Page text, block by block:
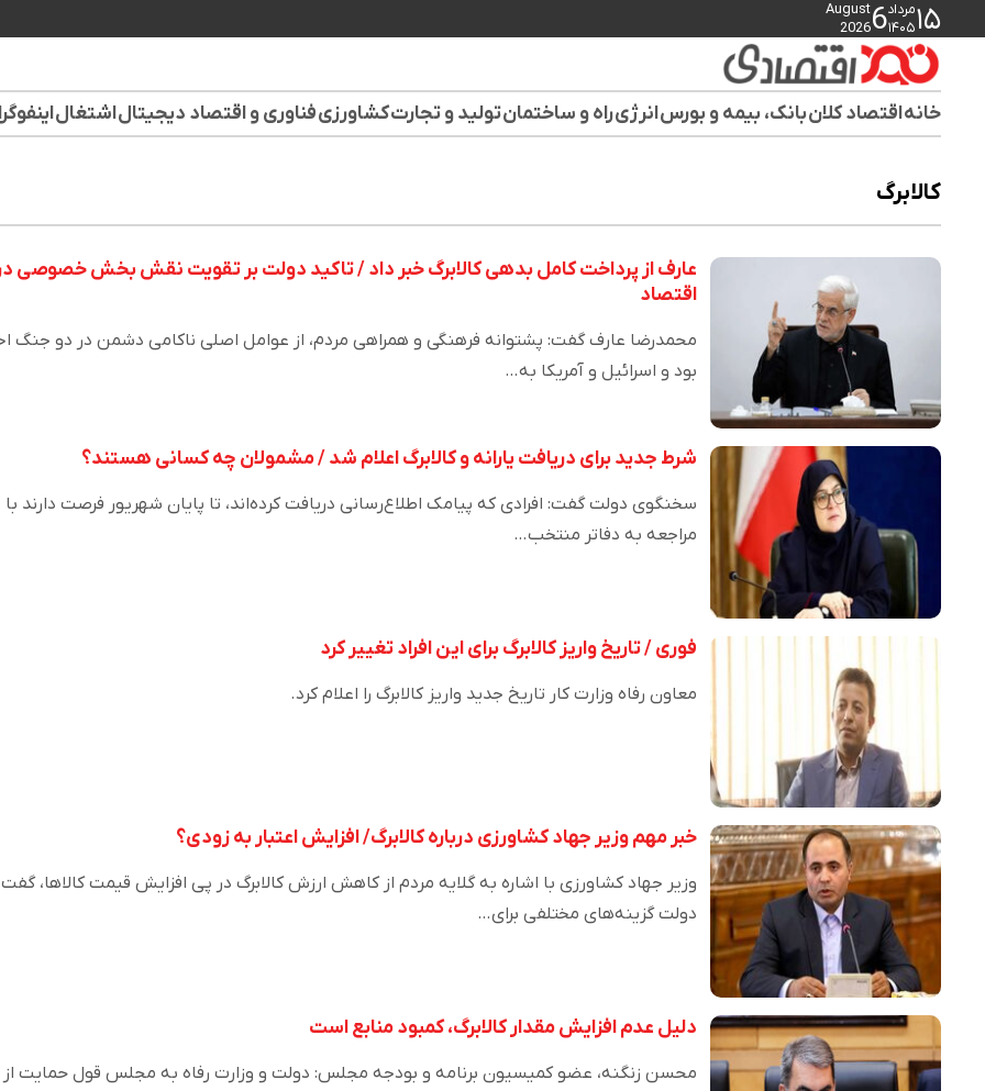
۱۵مرداد
۱۴۰۵6
August
2026
خانهاقتصاد کلانبانک، بیمه و بورسانرژیراه و ساختمانتولید و تجارتکشاورزیفناوری و اقتصاد دیجیتالاشتغال
کالابرگ
عارف از پرداخت کامل بدهی کالابرگ خبر داد / تاکید دولت بر تقویت نقش بخش خصوصی
اقتصاد
محمدرضا عارف گفت: پشتوانه فرهنگی و همراهی مردم، از عوامل اصلی ناکامی دشمن در دو جنگ
بود و اسرائیل و آمریکا به…
شرط جدید برای دریافت یارانه و کالابرگ اعلام شد / مشمولان چه کسانی هستند؟
سخنگوی دولت گفت: افرادی که پیامک اطلاع‌رسانی دریافت کرده‌اند، تا پایان شهریور فرصت دارند با
مراجعه به دفاتر منتخب…
فوری / تاریخ واریز کالابرگ برای این افراد تغییر کرد
معاون رفاه وزارت کار تاریخ جدید واریز کالابرگ را اعلام کرد.
خبر مهم وزیر جهاد کشاورزی درباره کالابرگ/ افزایش اعتبار به زودی؟
وزیر جهاد کشاورزی با اشاره به گلایه مردم از کاهش ارزش کالابرگ در پی افزایش قیمت کالاها، گفت
دولت گزینه‌های مختلفی برای…
دلیل عدم افزایش مقدار کالابرگ، کمبود منابع است
محسن زنگنه، عضو کمیسیون برنامه و بودجه مجلس: دولت و وزارت رفاه به مجلس قول حمایت از